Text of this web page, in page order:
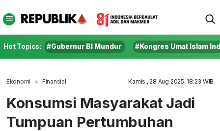
Hot Topics: #Gubernur BI Mundur #Kongres Umat Islam
Ekonomi Finansial Kamis , 28 Aug 2025, 18:23 WIB
Konsumsi Masyarakat Jadi
Tumpuan Pertumbuhan